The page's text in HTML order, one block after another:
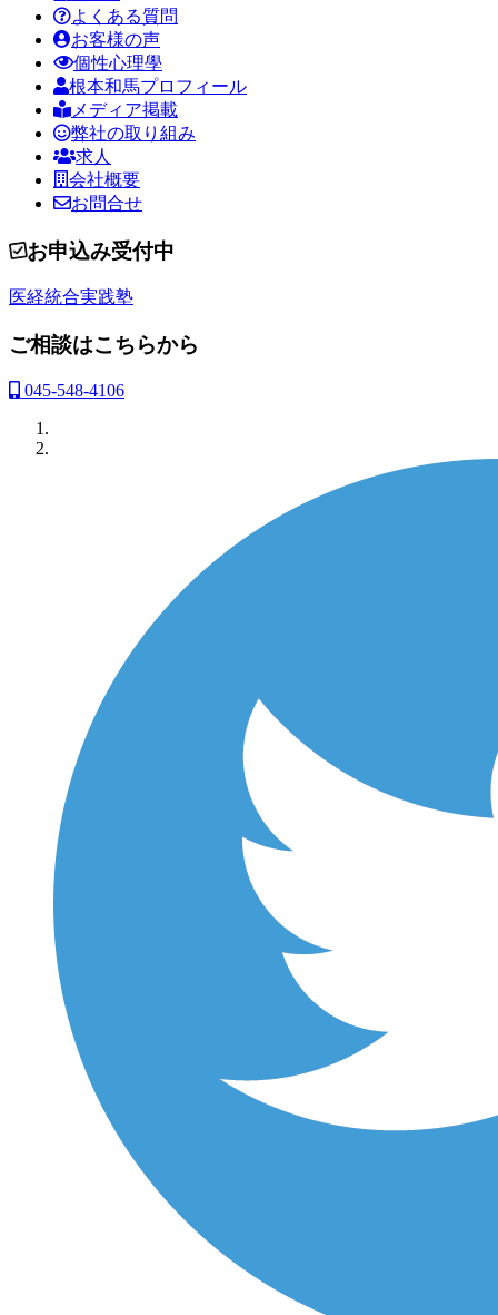
よくある質問
お客様の声
個性心理學
根本和馬プロフィール
メディア掲載
弊社の取り組み
求人
会社概要
お問合せ
お申込み受付中
医経統合実践塾
ご相談はこちらから
045-548-4106